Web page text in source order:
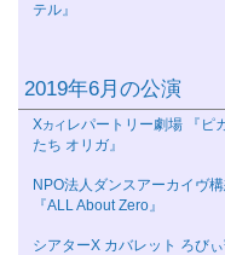
テル』
2019年6月の公演
Χカイ レパートリー劇場 『ピ
たち オリガ』
NPO法人ダンスアーカイヴ
『ALL About Zero』
シアターΧ カバレット ろび